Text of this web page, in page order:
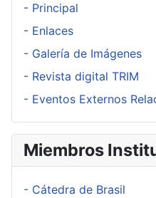
- Principal
- Enlaces
- Galería de Imágenes
- Revista digital TRIM
- Eventos Externos
Miembros
- Cátedra de Brasil